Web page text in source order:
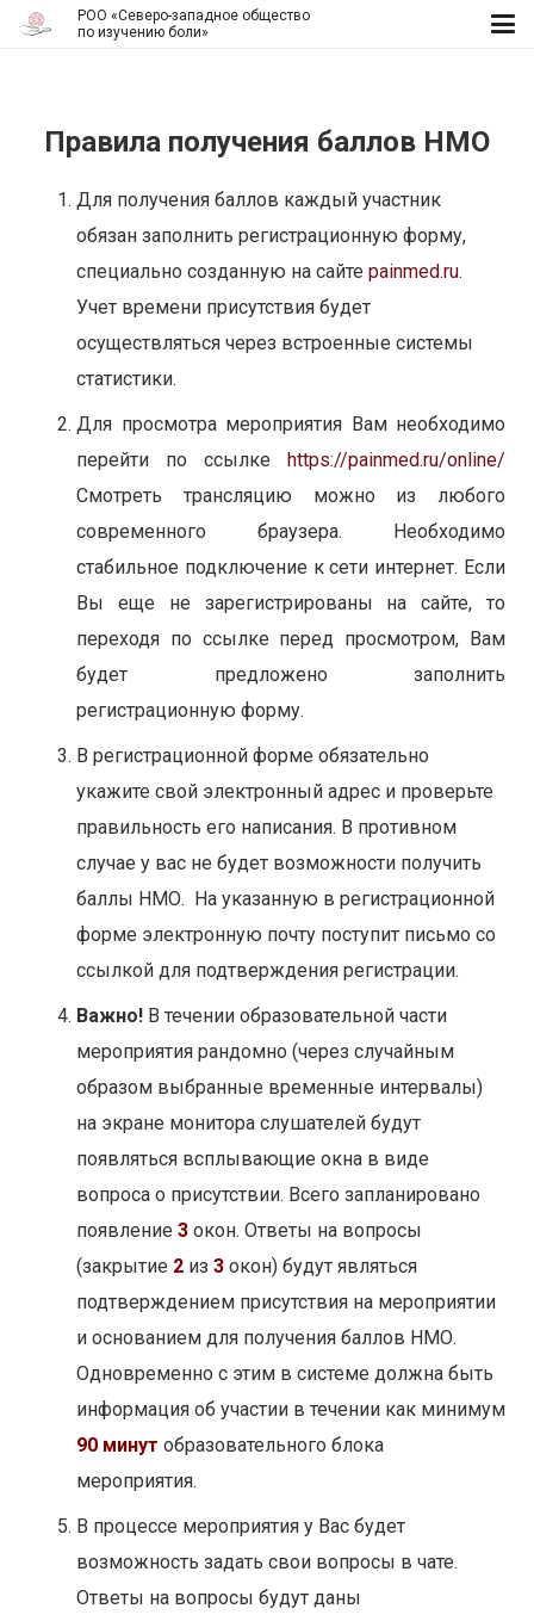
РОО «Северо-западное общество
по изучению боли»
Правила получения баллов НМО
Для получения баллов каждый участник
обязан заполнить регистрационную форму,
специально созданную на сайте painmed.ru.
Учет времени присутствия будет
осуществляться через встроенные системы
статистики.
Для просмотра мероприятия Вам необходимо
перейти по ссылке https://painmed.ru/online/
Смотреть трансляцию можно из любого
современного браузера. Необходимо
стабильное подключение к сети интернет. Если
Вы еще не зарегистрированы на сайте, то
переходя по ссылке перед просмотром, Вам
будет предложено заполнить
регистрационную форму.
В регистрационной форме обязательно
укажите свой электронный адрес и проверьте
правильность его написания. В противном
случае у вас не будет возможности получить
баллы НМО. На указанную в регистрационной
форме электронную почту поступит письмо со
ссылкой для подтверждения регистрации.
Важно! В течении образовательной части
мероприятия рандомно (через случайным
образом выбранные временные интервалы)
на экране монитора слушателей будут
появляться всплывающие окна в виде
вопроса о присутствии. Всего запланировано
появление 3 окон. Ответы на вопросы
(закрытие 2 из 3 окон) будут являться
подтверждением присутствия на мероприятии
и основанием для получения баллов НМО.
Одновременно с этим в системе должна быть
информация об участии в течении как минимум
90 минут образовательного блока
мероприятия.
В процессе мероприятия у Вас будет
возможность задать свои вопросы в чате.
Ответы на вопросы будут даны